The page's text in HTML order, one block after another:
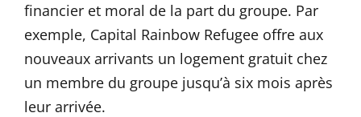
financier et moral de la part du groupe. Par
exemple, Capital Rainbow Refugee offre aux
nouveaux arrivants un logement gratuit chez
un membre du groupe jusqu’à six mois après
leur arrivée.